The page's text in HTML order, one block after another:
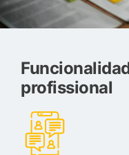
profissional